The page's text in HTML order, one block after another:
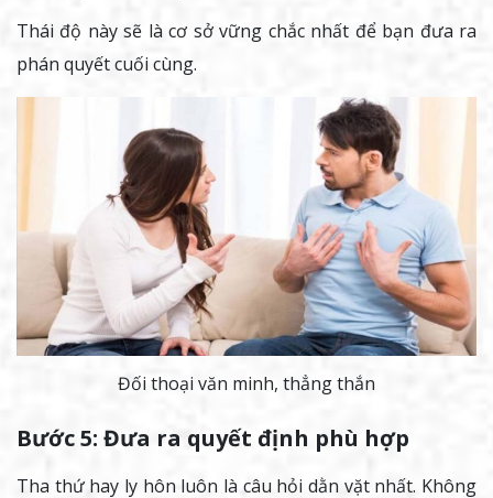
Thái độ này sẽ là cơ sở vững chắc nhất để bạn đưa ra
phán quyết cuối cùng.
Đối thoại văn minh, thẳng thắn
Bước 5: Đưa ra quyết định phù hợp
Tha thứ hay ly hôn luôn là câu hỏi dằn vặt nhất. Không